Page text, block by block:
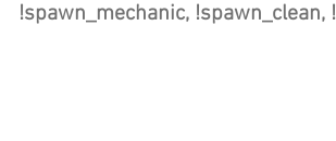
!spawn_mechanic,